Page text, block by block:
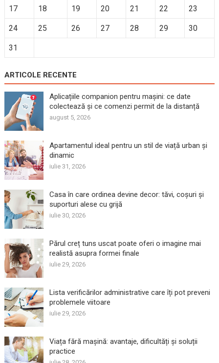
17 18 19 20 21 22 23
24 25 26 27 28 29 30
31
ARTICOLE RECENTE
Aplicațiile companion pentru mașini: ce date
colectează și ce comenzi permit de la distanță
august 5, 2026
Apartamentul ideal pentru un stil de viață urban și
dinamic
iulie 31, 2026
Casa în care ordinea devine decor: tăvi, coșuri și
suporturi alese cu grijă
iulie 30, 2026
Părul creț tuns uscat poate oferi o imagine mai
realistă asupra formei finale
iulie 29, 2026
Lista verificărilor administrative care îți pot preveni
problemele viitoare
iulie 29, 2026
Viața fără mașină: avantaje, dificultăți și soluții
practice